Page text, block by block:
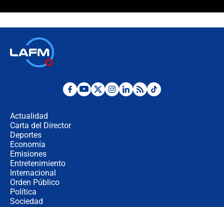
Posesión de Abelardo De La Espriella
Actualidad
Carta del Director
Deportes
Economía
Emisiones
Entretenimiento
Internacional
Orden Público
Política
Sociedad